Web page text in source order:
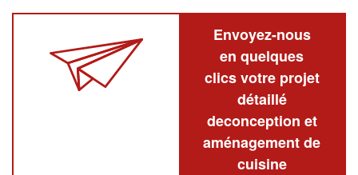
Envoyez-nous
en quelques
clics votre projet
détaillé
deconception et
aménagement de
cuisine